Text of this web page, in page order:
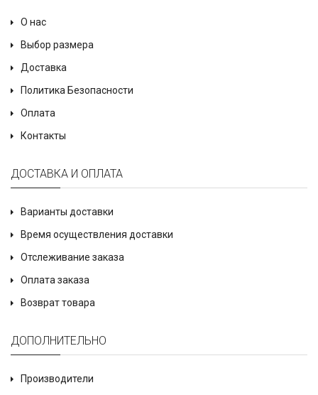
О нас
Выбор размера
Доставка
Политика Безопасности
Оплата
Контакты
ДОСТАВКА И ОПЛАТА
Варианты доставки
Время осуществления доставки
Отслеживание заказа
Оплата заказа
Возврат товара
ДОПОЛНИТЕЛЬНО
Производители